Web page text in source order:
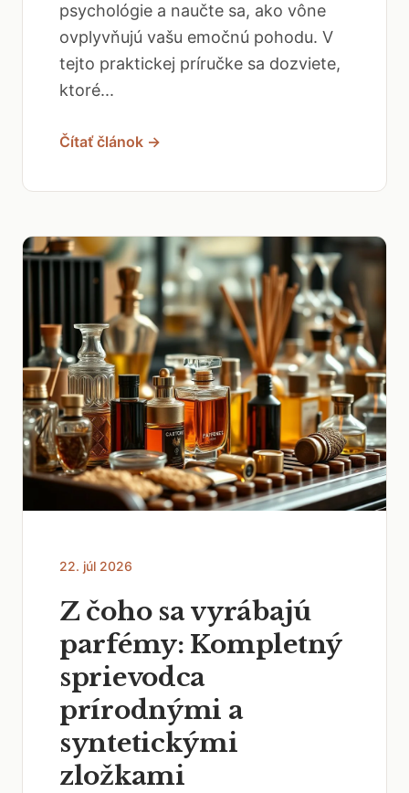
psychológie a naučte sa, ako vône
ovplyvňujú vašu emočnú pohodu. V
tejto praktickej príručke sa dozviete,
ktoré...
Čítať článok →
22. júl 2026
Z čoho sa vyrábajú
parfémy: Kompletný
sprievodca
prírodnými a
syntetickými
zložkami